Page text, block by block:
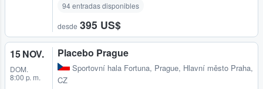
94 entradas disponibles
desde 395 US$
15 NOV.
DOM.
8:00 p. m.
Placebo Prague
Sportovní hala Fortuna, Prague, Hlavní město Praha,
CZ